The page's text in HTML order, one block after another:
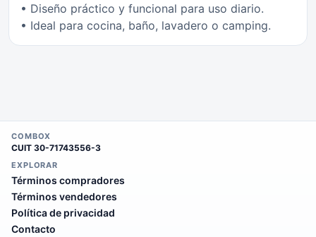
• Diseño práctico y funcional para uso diario.
• Ideal para cocina, baño, lavadero o camping.
COMBOX
CUIT 30-71743556-3
EXPLORAR
Términos compradores
Términos vendedores
Política de privacidad
Contacto